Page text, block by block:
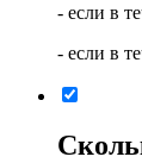
- если в
- если в